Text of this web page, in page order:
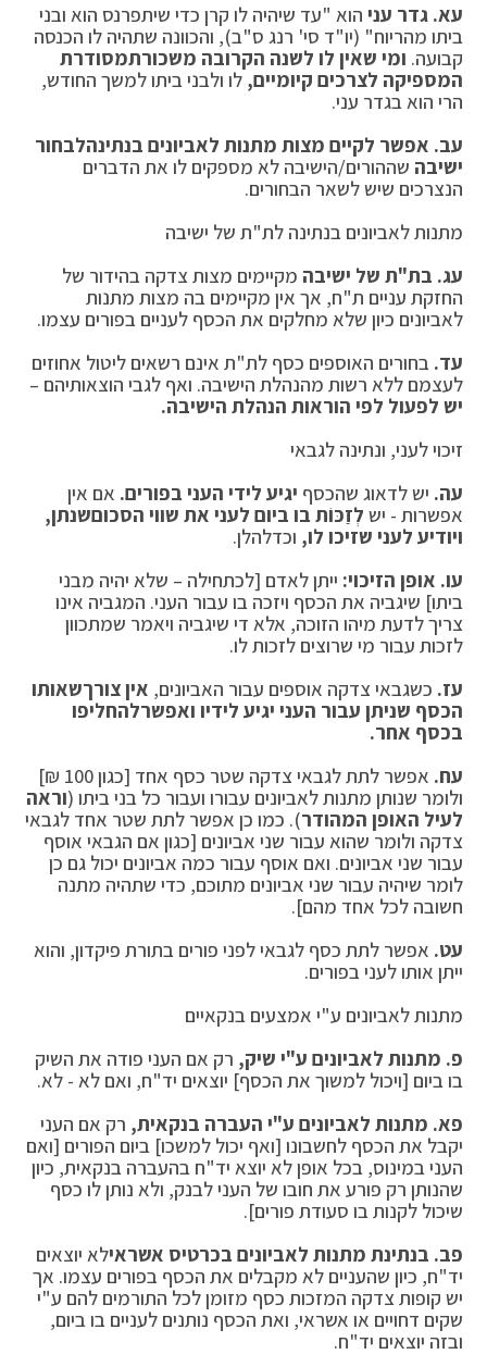
עא. גדר עני הוא "עד שיהיה לו קרן כדי שיתפרנס הוא ובני
ביתו מהריוח" (יו"ד סי' רנג ס"ב), והכוונה שתהיה לו הכנסה
קבועה. ומי שאין לו לשנה הקרובה משכורתמסודרת
המספיקה לצרכים קיומיים, לו ולבני ביתו למשך החודש,
הרי הוא בגדר עני.
עב. אפשר לקיים מצות מתנות לאביונים בנתינהלבחור
ישיבה שההורים/הישיבה לא מספקים לו את הדברים
הנצרכים שיש לשאר הבחורים.
מתנות לאביונים בנתינה לת"ת של ישיבה
עג. בת"ת של ישיבה מקיימים מצות צדקה בהידור של
החזקת עניים ת"ח, אך אין מקיימים בה מצות מתנות
לאביונים כיון שלא מחלקים את הכסף לעניים בפורים עצמו.
עד. בחורים האוספים כסף לת"ת אינם רשאים ליטול אחוזים
לעצמם ללא רשות מהנהלת הישיבה. ואף לגבי הוצאותיהם –
יש לפעול לפי הוראות הנהלת הישיבה.
זיכוי לעני, ונתינה לגבאי
עה. יש לדאוג שהכסף יגיע לידי העני בפורים. אם אין
אפשרות - יש לְזַכּוֹת בו ביום לעני את שווי הסכוםשנתן,
ויודיע לעני שזיכו לו, וכדלהלן.
עו. אופן הזיכוי: ייתן לאדם [לכתחילה – שלא יהיה מבני
ביתו] שיגביה את הכסף ויזכה בו עבור העני. המגביה אינו
צריך לדעת מיהו הזוכה, אלא די שיגביה ויאמר שמתכוון
לזכות עבור מי שרוצים לזכות לו.
עז. כשגבאי צדקה אוספים עבור האביונים, אין צורךשאותו
הכסף שניתן עבור העני יגיע לידיו ואפשרלהחליפו
בכסף אחר.
עח.
אפשר לתת לגבאי צדקה שטר כסף אחד [כגון 100 ₪]
ולומר שנותן מתנות לאביונים עבורו ועבור כל בני ביתו (וראה
לעיל האופן המהודר). כמו כן אפשר לתת שטר אחד לגבאי
צדקה ולומר שהוא עבור שני אביונים [כגון אם הגבאי אוסף
עבור שני אביונים. ואם אוסף עבור כמה אביונים יכול גם כן
לומר שיהיה עבור שני אביונים מתוכם, כדי שתהיה מתנה
חשובה לכל אחד מהם].
עט. אפשר לתת כסף לגבאי לפני פורים בתורת פיקדון, והוא
ייתן אותו לעני בפורים.
מתנות לאביונים ע"י אמצעים בנקאיים
פ. מתנות לאביונים ע"י שיק, רק אם העני פודה את השיק
בו ביום [ויכול למשוך את הכסף] יוצאים יד"ח, ואם לא - לא.
פא. מתנות לאביונים ע"י העברה בנקאית, רק אם העני
יקבל את הכסף לחשבונו [ואף יכול למשכו] ביום הפורים [ואם
העני במינוס, בכל אופן לא יוצא יד"ח בהעברה בנקאית, כיון
שהנותן רק פורע את חובו של העני לבנק, ולא נותן לו כסף
שיכול לקנות בו סעודת פורים].
פב. בנתינת מתנות לאביונים בכרטיס אשראילא יוצאים
יד"ח, כיון שהעניים לא מקבלים את הכסף בפורים עצמו. אך
יש קופות צדקה המזכות כסף מזומן לכל התורמים להם ע"י
שקים דחויים או אשראי, ואת הכסף נותנים לעניים בו ביום,
ובזה יוצאים יד"ח.